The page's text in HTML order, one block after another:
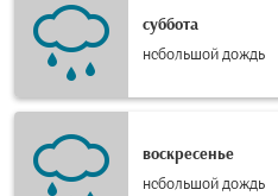
суббота
небольшой дождь
воскресенье
небольшой дождь